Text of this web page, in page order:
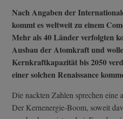
Nach Angaben der
kommt es weltweit zu einem
Mehr als 40 Länder verfolgten
Ausbau der Atomkraft und
Kernkraftkapazität bis 2050
einer solchen Renaissance
Die nackten Zahlen sprechen eine
Der Kernenergie-Boom, soweit